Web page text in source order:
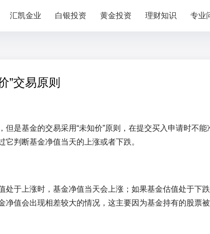
汇凯金业 白银投资 黄金投资 理财知识 专业
”交易原则
是基金的交易采用“未知价”原则，在提交买入申请时不能
判断基金净值当天的上涨或者下跌。
于上涨时，基金净值当天会上涨；如果基金估值处于下跌
值会出现相差较大的情况，这主要因为基金持有的股票